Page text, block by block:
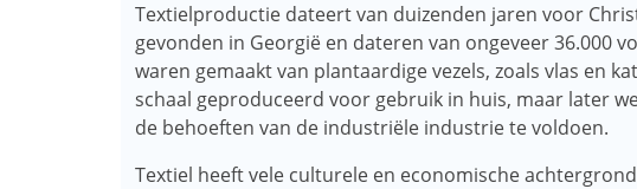
Textielproductie dateert van duizenden jaren voor
gevonden in Georgië en dateren van ongeveer 36.000
waren gemaakt van plantaardige vezels, zoals vlas en
schaal geproduceerd voor gebruik in huis, maar later
de behoeften van de industriële industrie te voldoen.
Textiel heeft vele culturele en economische